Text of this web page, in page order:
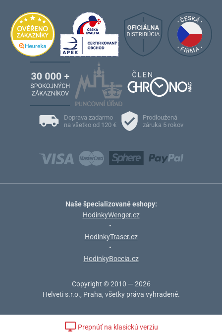
Doprava zadarmo
na všetko od 120 €
Prodloužená
záruka 5 rokov
Naše špecializované eshopy:
HodinkyWenger.cz
•
HodinkyTraser.cz
•
HodinkyBoccia.cz
Copyright © 2010 — 2026
Helveti s.r.o., Praha, všetky práva vyhradené.
Prepnúť na klasickú verziu